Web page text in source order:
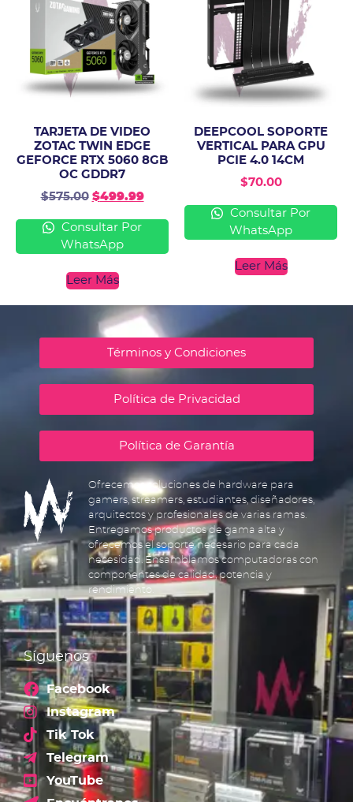
TARJETA DE VIDEO
ZOTAC TWIN EDGE
GEFORCE RTX 5060 8GB
OC GDDR7
$575.00 $499.99
Consultar Por
WhatsApp
Leer Más
DEEPCOOL SOPORTE
VERTICAL PARA GPU
PCIE 4.0 14CM
$70.00
Consultar Por
WhatsApp
Leer Más
Términos y Condiciones
Política de Privacidad
Política de Garantía
Ofrecemos soluciones de hardware para
gamers, streamers, estudiantes, diseñadores,
arquitectos y profesionales de varias ramas.
Entregamos productos de gama alta y
ofrecemos el soporte necesario para cada
necesidad. Ensamblamos computadoras con
componentes de calidad, potencia y
rendimiento.
Síguenos
Facebook
Instagram
Tik Tok
Telegram
YouTube